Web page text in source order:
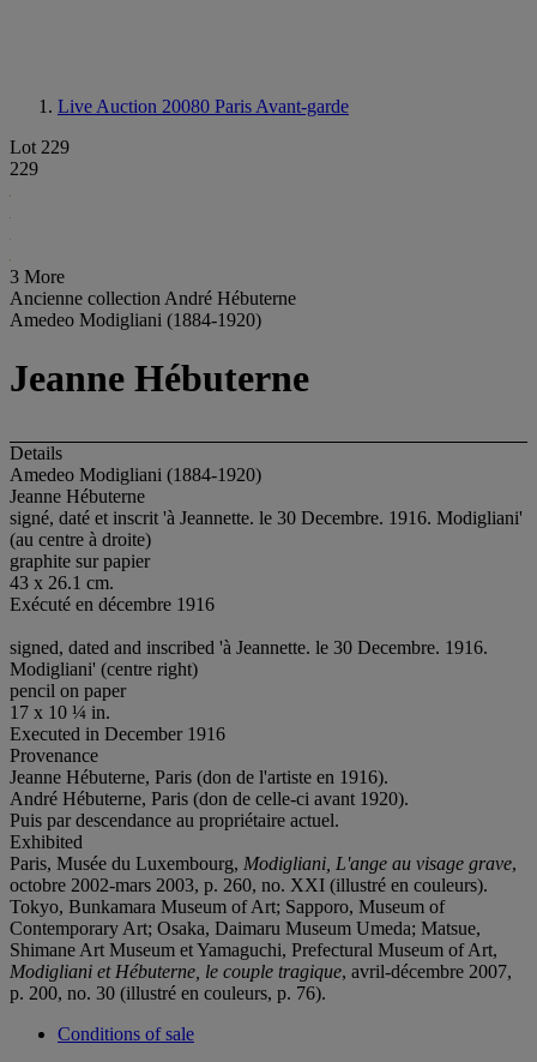
Live Auction 20080 Paris Avant-garde
Lot 229
229
3 More
Ancienne collection André Hébuterne
Amedeo Modigliani (1884-1920)
Jeanne Hébuterne
Details
Amedeo Modigliani (1884-1920)
Jeanne Hébuterne
signé, daté et inscrit 'à Jeannette. le 30 Decembre. 1916. Modigliani'
(au centre à droite)
graphite sur papier
43 x 26.1 cm.
Exécuté en décembre 1916
signed, dated and inscribed 'à Jeannette. le 30 Decembre. 1916.
Modigliani' (centre right)
pencil on paper
17 x 10 ¼ in.
Executed in December 1916
Provenance
Jeanne Hébuterne, Paris (don de l'artiste en 1916).
André Hébuterne, Paris (don de celle-ci avant 1920).
Puis par descendance au propriétaire actuel.
Exhibited
Paris, Musée du Luxembourg, Modigliani, L'ange au visage grave,
octobre 2002-mars 2003, p. 260, no. XXI (illustré en couleurs).
Tokyo, Bunkamara Museum of Art; Sapporo, Museum of
Contemporary Art; Osaka, Daimaru Museum Umeda; Matsue,
Shimane Art Museum et Yamaguchi, Prefectural Museum of Art,
Modigliani et Hébuterne, le couple tragique, avril-décembre 2007,
p. 200, no. 30 (illustré en couleurs, p. 76).
Conditions of sale